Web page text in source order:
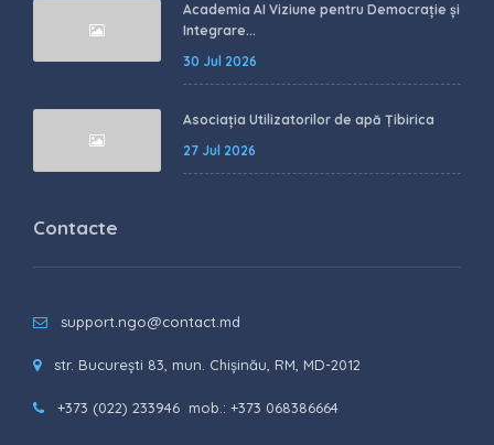
Academia AI Viziune pentru Democrație și
Integrare...
30 Jul 2026
Asociația Utilizatorilor de apă Țibirica
27 Jul 2026
Contacte
support.ngo@contact.md
str. București 83, mun. Chișinău, RM, MD-2012
+373 (022) 233946 mob.: +373 068386664